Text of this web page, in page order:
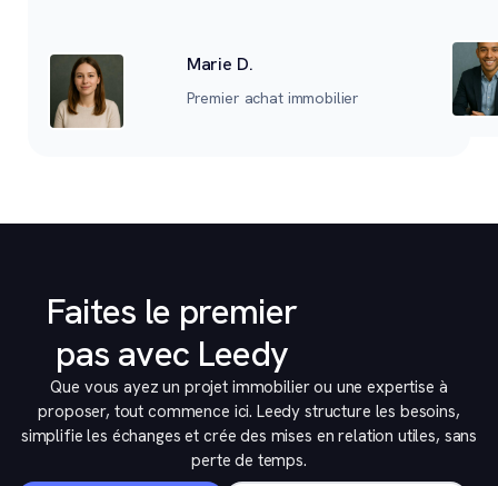
Marie D.
Premier achat immobilier
Faites le premier
pas avec Leedy
Que vous ayez un projet immobilier ou une expertise à
proposer, tout commence ici. Leedy structure les besoins,
simplifie les échanges et crée des mises en relation utiles, sans
perte de temps.